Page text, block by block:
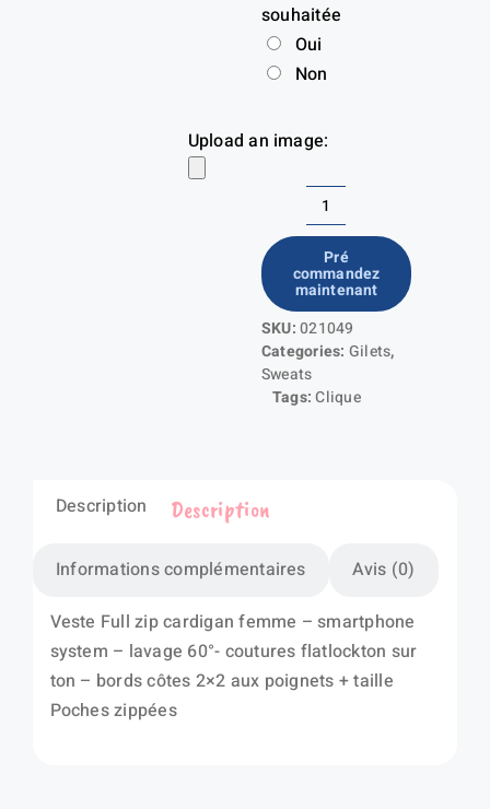
souhaitée
Oui
Non
Upload an image:
quantité
de
Classic
Cardigan
Ladies
Pré
commandez
maintenant
SKU:021049
Categories: Gilets,
Sweats
Tags:Clique
Description
Informations complémentaires Avis (0)
Description
Veste Full zip cardigan femme – smartphone
system – lavage 60°- coutures flatlockton sur
ton – bords côtes 2×2 aux poignets + taille
Poches zippées